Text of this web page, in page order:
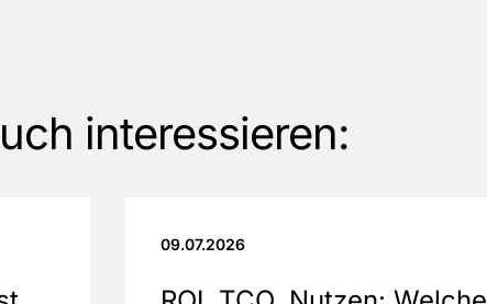
interessieren:
09.07.2026